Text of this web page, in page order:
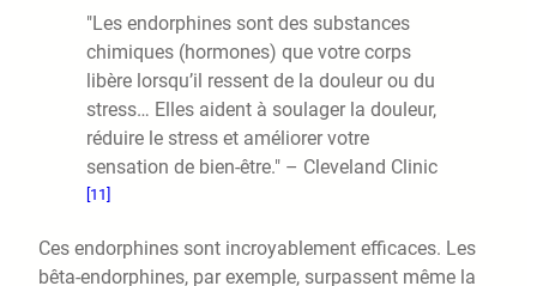
"Les endorphines sont des substances
chimiques (hormones) que votre corps
libère lorsqu’il ressent de la douleur ou du
stress… Elles aident à soulager la douleur,
réduire le stress et améliorer votre
sensation de bien-être." – Cleveland Clinic
[11]
Ces endorphines sont incroyablement efficaces. Les
bêta-endorphines, par exemple, surpassent même la